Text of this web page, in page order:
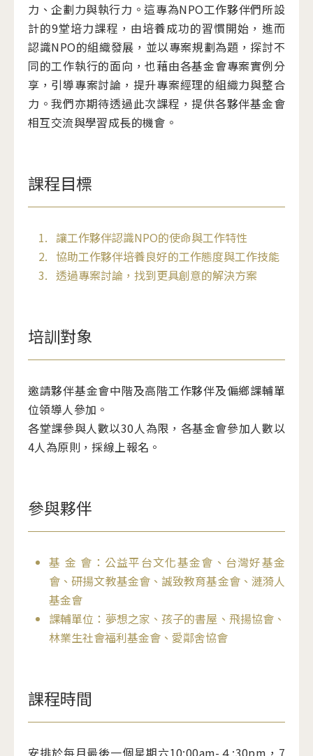
力、企劃力與執行力。這專為NPO工作夥伴們所設
計的9堂培力課程，由培養成功的習慣開始，進而
認識NPO的組織發展，並以專案規劃為題，探討不
同的工作執行的面向，也藉由各基金會專案實例分
享，引導專案討論，提升專案經理的組織力與整合
力。我們亦期待透過此次課程，提供各夥伴基金會
相互交流與學習成長的機會。
課程目標
讓工作夥伴認識NPO的使命與工作特性
協助工作夥伴培養良好的工作態度與工作技能
透過專案討論，找到更具創意的解決方案
培訓對象
邀請夥伴基金會中階及高階工作夥伴及偏鄉課輔單
位領導人參加。
各堂課參與人數以30人為限，各基金會參加人數以
4人為原則，採線上報名。
參與夥伴
基 金 會：公益平台文化基金會、台灣好基金
會、研揚文教基金會、誠致教育基金會、漣漪人
基金會
課輔單位：夢想之家、孩子的書屋、飛揚協會、
林業生社會福利基金會、愛鄰舍協會
課程時間
安排於每月最後一個星期六10:00am-４:30pm，7